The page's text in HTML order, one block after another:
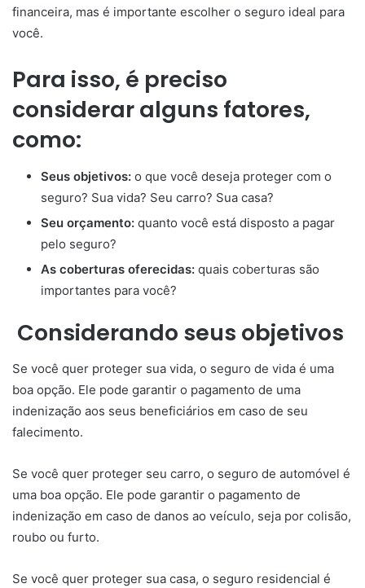
financeira, mas é importante escolher o seguro ideal para
você.
Para isso, é preciso
considerar alguns fatores,
como:
Seus objetivos: o que você deseja proteger com o
seguro? Sua vida? Seu carro? Sua casa?
Seu orçamento: quanto você está disposto a pagar
pelo seguro?
As coberturas oferecidas: quais coberturas são
importantes para você?
Considerando seus objetivos
Se você quer proteger sua vida, o seguro de vida é uma
boa opção. Ele pode garantir o pagamento de uma
indenização aos seus beneficiários em caso de seu
falecimento.
Se você quer proteger seu carro, o seguro de automóvel é
uma boa opção. Ele pode garantir o pagamento de
indenização em caso de danos ao veículo, seja por colisão,
roubo ou furto.
Se você quer proteger sua casa, o seguro residencial é